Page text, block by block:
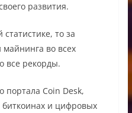
развития.
то за
майнинга во всех
все рекорды.
портала Coin Desk,
и цифровых